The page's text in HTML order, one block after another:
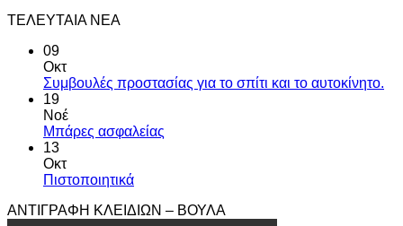
ΤΕΛΕΥΤΑΙΑ ΝΕΑ
09
Οκτ
Συμβουλές προστασίας για το σπίτι και το αυτοκίνητο.
19
Νοέ
Μπάρες ασφαλείας
13
Οκτ
Πιστοποιητικά
ΑΝΤΙΓΡΑΦΗ ΚΛΕΙΔΙΩΝ – ΒΟΥΛΑ